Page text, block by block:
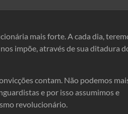
mais forte. A cada dia,
impõe, através de sua ditadura
contam. Não podemos
e por isso assumimos e
revolucionário.